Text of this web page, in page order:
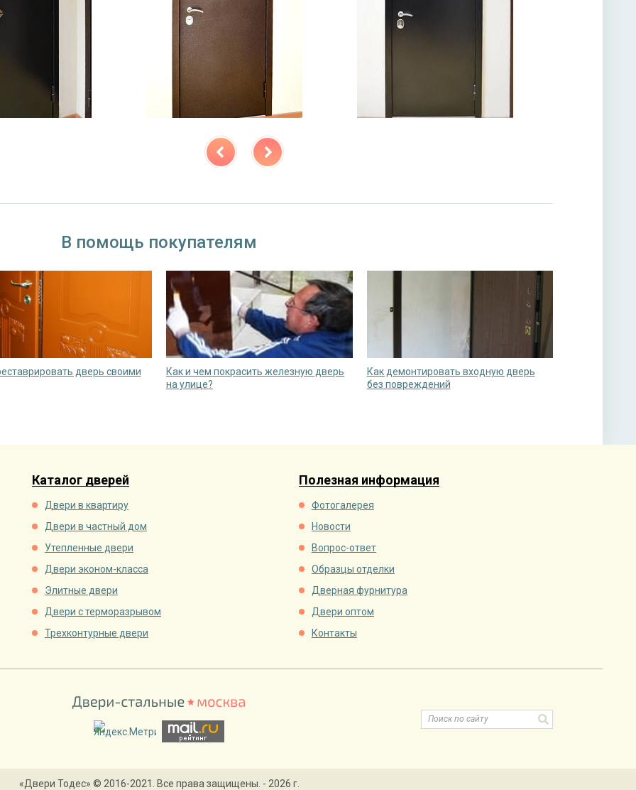
В помощь покупателям
дверь своими
Как и чем покрасить железную дверь
на улице?
Как демонтировать входную дверь
без повреждений
Каталог дверей
Двери в квартиру
Двери в частный дом
Утепленные двери
Двери эконом-класса
Элитные двери
Двери с терморазрывом
Трехконтурные двери
Полезная информация
Фотогалерея
Новости
Вопрос-ответ
Образцы отделки
Дверная фурнитура
Двери оптом
Контакты
«Двери Тодес» © 2016-2021. Все права защищены. - 2026 г.